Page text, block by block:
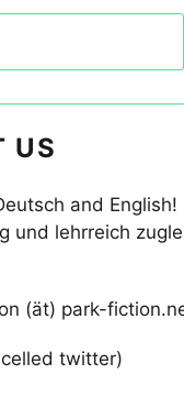
US
and
und lehrreich
(ät) park-
twitter)